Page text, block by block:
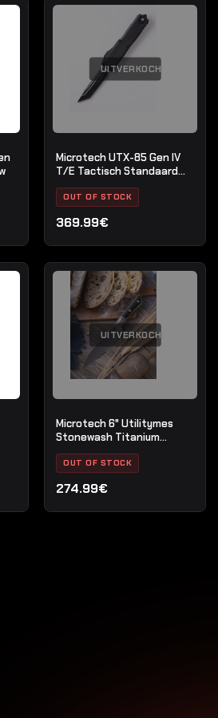
UITVERKOCHT
Microtech UTX-85 Gen IV
T/E Tactisch Standaard
Zwart
OUT OF STOCK
369.99€
UITVERKOCHT
Microtech 6" Utilitymes
Stonewash Titanium
Bolster Zwart G-10
OUT OF STOCK
274.99€